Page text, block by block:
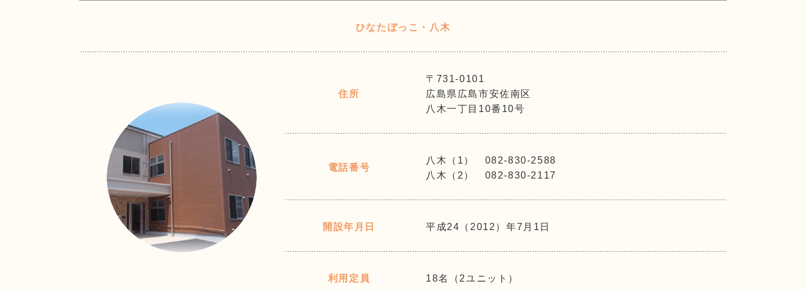
ひなたぼっこ・八木
住所
〒731-0101
広島県広島市安佐南区
八木一丁目10番10号
電話番号
八木（1） 082-830-2588
八木（2） 082-830-2117
開設年月日 平成24（2012）年7月1日
利用定員 18名（2ユニット）